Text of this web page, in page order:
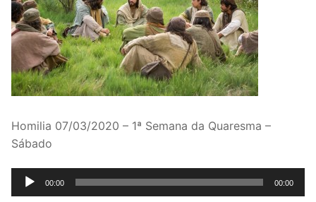
Homilia 07/03/2020 – 1ª Semana da Quaresma –
Sábado
Tocador
de
00:00 00:00